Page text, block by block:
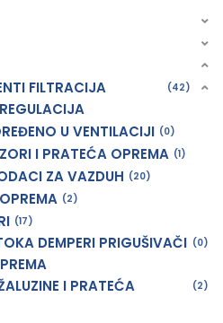
FILTRACIJA
42
U VENTILACIJI 0
I PRATEĆA OPREMA 1
ZA VAZDUH 20
2
17
DEMPERI PRIGUŠIVAČI
0
I PRATEĆA
2